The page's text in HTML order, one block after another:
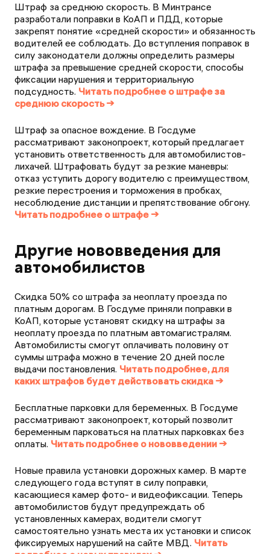
Штраф за среднюю скорость. В Минтрансе
разработали поправки в КоАП и ПДД, которые
закрепят понятие «средней скорости» и обязанность
водителей ее соблюдать. До вступления поправок в
силу законодатели должны определить размеры
штрафа за превышение средней скорости, способы
фиксации нарушения и территориальную
подсудность. Читать подробнее о штрафе за
среднюю скорость →
Штраф за опасное вождение. В Госдуме
рассматривают законопроект, который предлагает
установить ответственность для автомобилистов-
лихачей. Штрафовать будут за резкие маневры:
отказ уступить дорогу водителю с преимуществом,
резкие перестроения и торможения в пробках,
несоблюдение дистанции и препятствование обгону.
Читать подробнее о штрафе →
Другие нововведения для
автомобилистов
Скидка 50% со штрафа за неоплату проезда по
платным дорогам. В Госдуме приняли поправки в
КоАП, которые установят скидку на штрафы за
неоплату проезда по платным автомагистралям.
Автомобилисты смогут оплачивать половину от
суммы штрафа можно в течение 20 дней после
выдачи постановления. Читать подробнее, для
каких штрафов будет действовать скидка →
Бесплатные парковки для беременных. В Госдуме
рассматривают законопроект, который позволит
беременным парковаться на платных парковках без
оплаты. Читать подробнее о нововведении →
Новые правила установки дорожных камер. В марте
следующего года вступят в силу поправки,
касающиеся камер фото- и видеофиксации. Теперь
автомобилистов будут предупреждать об
установленных камерах, водители смогут
самостоятельно узнать места их установки и список
фиксируемых нарушений на сайте МВД. Читать